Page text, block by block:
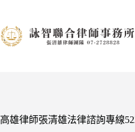
主
高雄律師張清雄法律諮詢專線